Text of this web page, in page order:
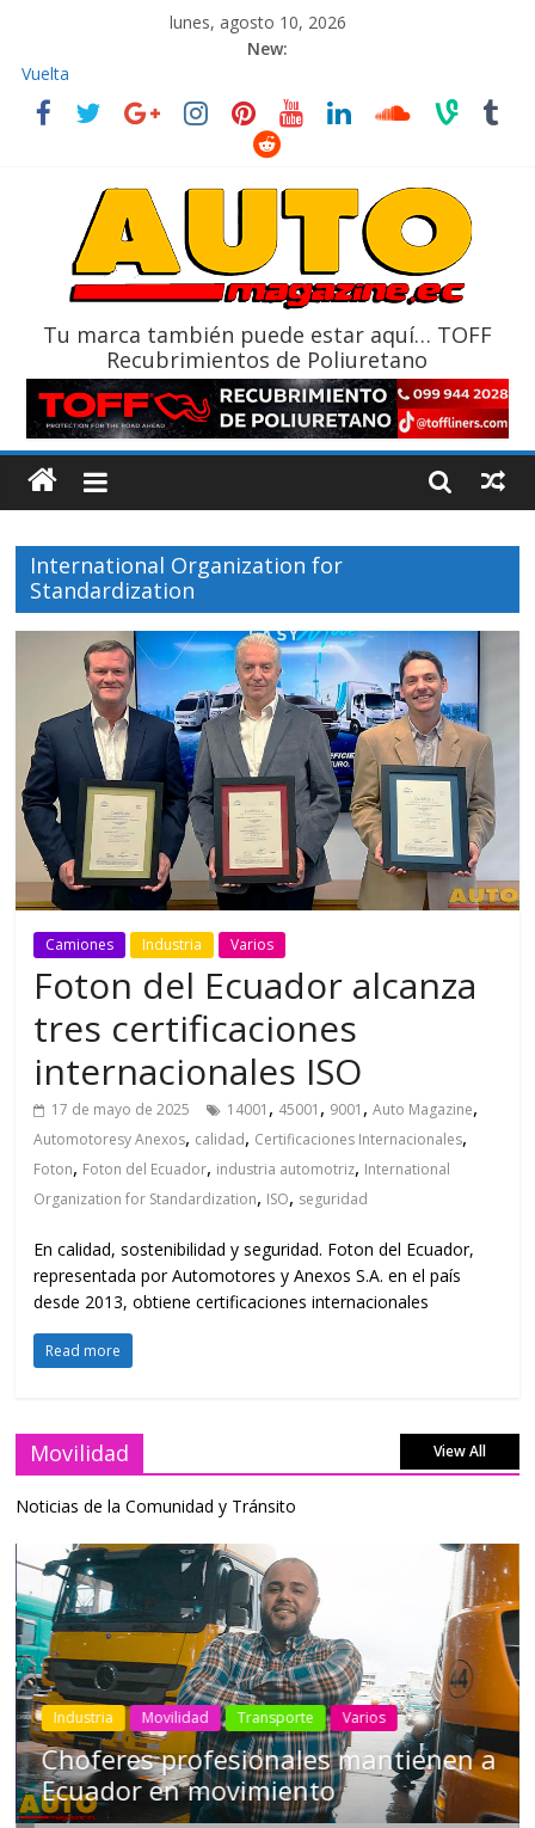
lunes, agosto 10, 2026
New:
La FEDAK recibe 12 Sinotruk Bolden para cubrir las rutas de La
Vuelta
El costo de tener un vehículo gana protagonismo a la hora de
¿Qué puede pasar con tu vehículo si permanece varios días sin
La Vuelta al Ecuador 2026, edición 47ª, recorre 7 provincias en 8
Tu marca también puede estar aquí… TOFF
Recubrimientos de Poliuretano
International Organization for
Standardization
Camiones Industria Varios
Foton del Ecuador alcanza
tres certificaciones
internacionales ISO
17 de mayo de 2025 14001 , 45001 , 9001 ,Auto Magazine,
Automotoresy Anexos, calidad, Certificaciones Internacionales,
Foton, Foton del Ecuador, industria automotriz, International
Organization for Standardization, ISO, seguridad
En calidad, sostenibilidad y seguridad. Foton del Ecuador,
representada por Automotores y Anexos S.A. en el país
desde 2013, obtiene certificaciones internacionales
Read more
Movilidad View All
Noticias de la Comunidad y Tránsito
Industria Movilidad Transporte Varios
Choferes profesionales mantienen a
Ecuador en movimiento